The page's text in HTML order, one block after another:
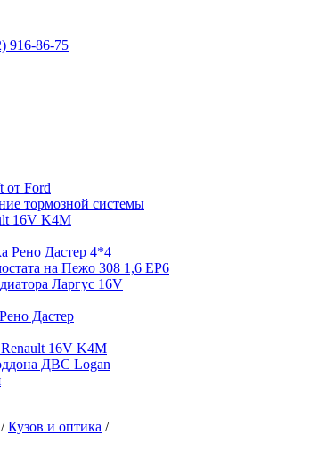
916-86-75
от Ford
тормозной системы
16V K4M
Рено Дастер 4*4
на Пежо 308 1,6 EP6
Ларгус 16V
Дастер
16V K4M
ДВС Logan
/ Кузов и оптика /